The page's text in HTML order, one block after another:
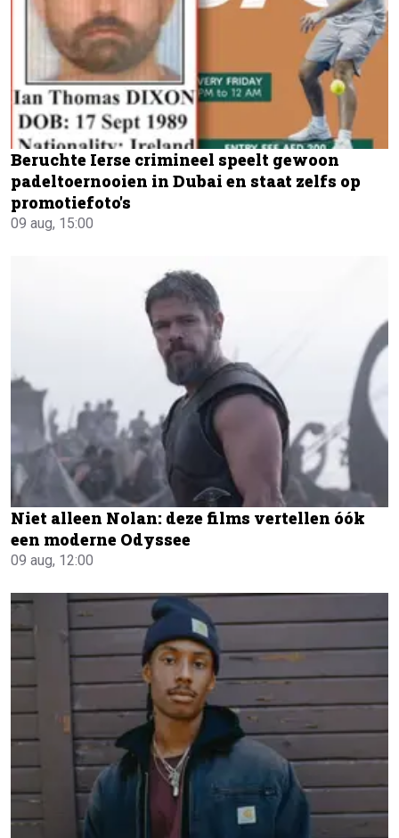
Beruchte Ierse crimineel speelt gewoon
padeltoernooien in Dubai en staat zelfs op
promotiefoto's
09 aug, 15:00
Niet alleen Nolan: deze films vertellen óók
een moderne Odyssee
09 aug, 12:00